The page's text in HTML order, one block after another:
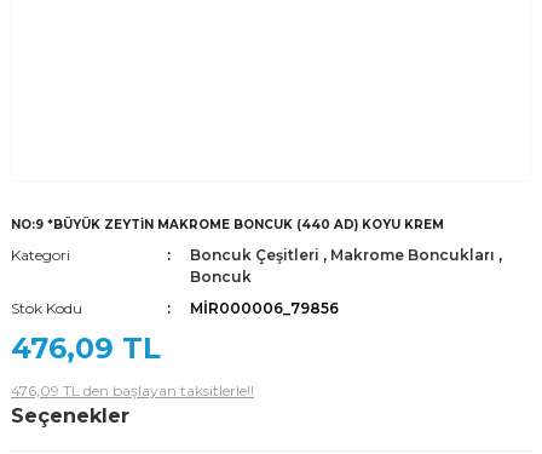
NO:9 *BÜYÜK ZEYTİN MAKROME BONCUK (440 AD) KOYU KREM
Kategori Boncuk Çeşitleri , Makrome Boncukları ,
Boncuk
Stok Kodu
MİR000006_79856
476,09 TL
476,09 TL den başlayan taksitlerle!!
Seçenekler